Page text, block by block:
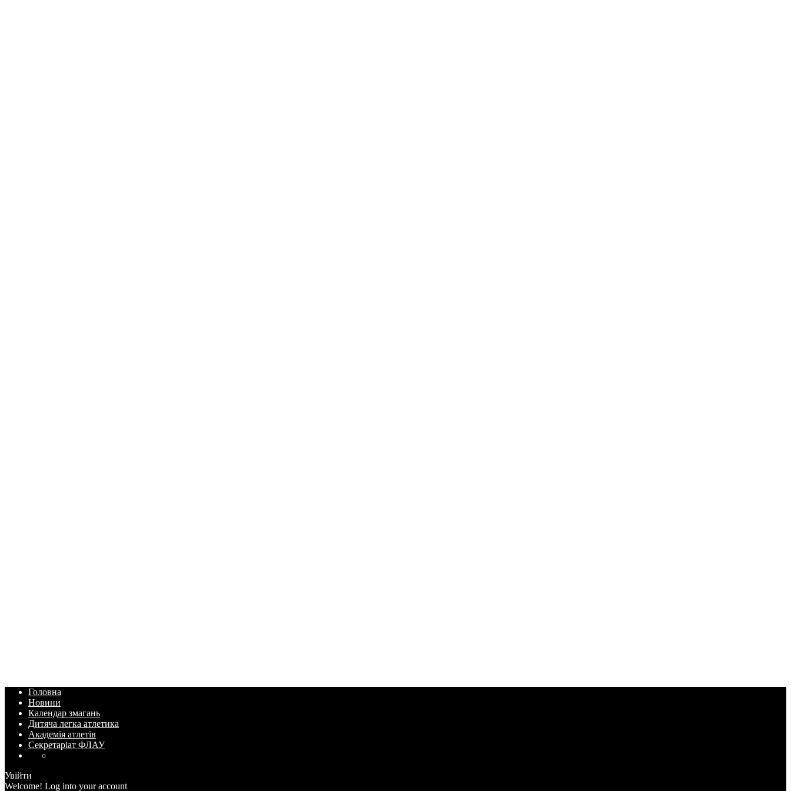
Головна
Новини
Календар змагань
Дитяча легка атлетика
Академія атлетів
Секретаріат ФЛАУ
Увійти
Welcome! Log into your account